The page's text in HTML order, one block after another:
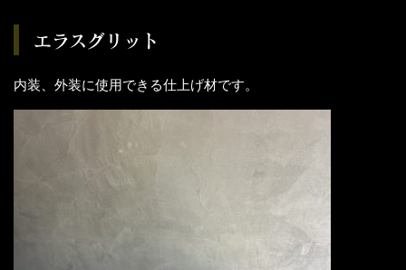
エラスグリット
内装、外装に使用できる仕上げ材です。